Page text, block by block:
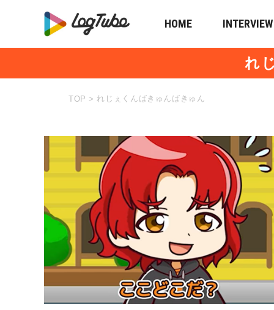
HOME INTERVIEW
れ
TOP > れじぇくんばきゅんばきゅん